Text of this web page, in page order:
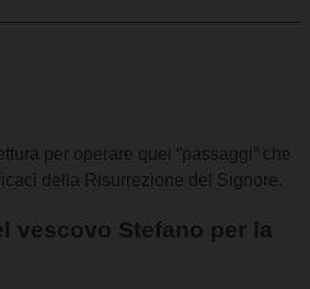
per operare quei “passaggi” che
della Risurrezione del Signore.
vescovo Stefano per la